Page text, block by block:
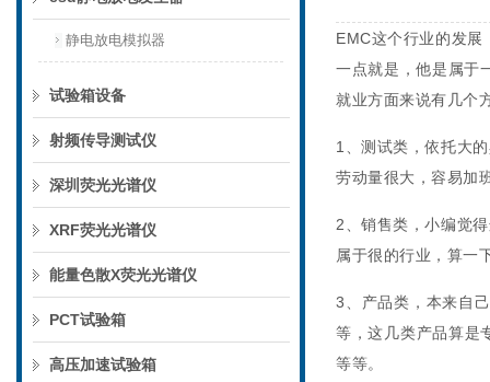
静电放电模拟器
试验箱设备
射频传导测试仪
深圳荧光光谱仪
XRF荧光光谱仪
能量色散X荧光光谱仪
PCT试验箱
高压加速试验箱
EMC这个行业的发
一点就是，他是属于
就业方面来说有几个
1、测试类，依托大
劳动量很大，容易加
2、销售类，小编觉
属于很的行业，算一
3、产品类，本来自
等，这几类产品算是
等等。